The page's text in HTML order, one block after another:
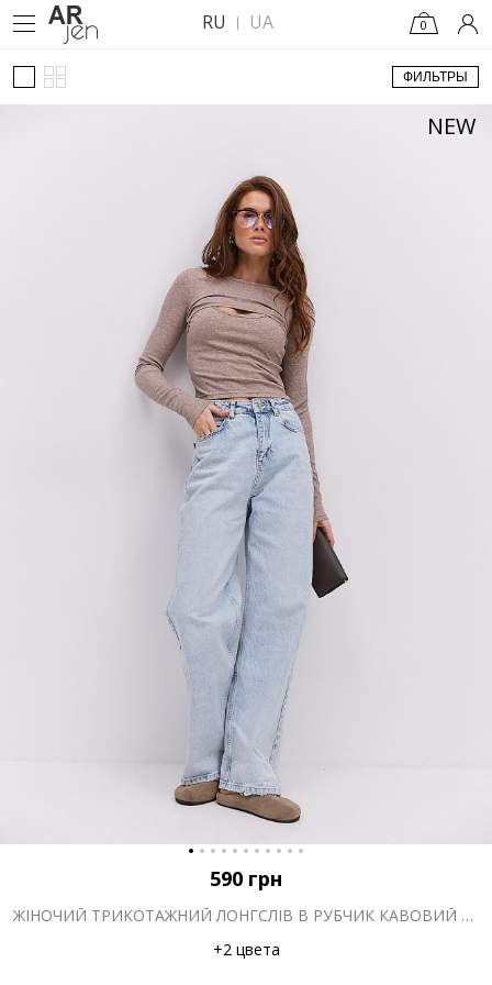
RU UA 0
ФИЛЬТРЫ
NEW
590 грн
ЖІНОЧИЙ ТРИКОТАЖНИЙ ЛОНГСЛІВ В РУБЧИК КАВОВИЙ З ВИРІЗОМ НАД ГРУДЬМИ
+2 цвета